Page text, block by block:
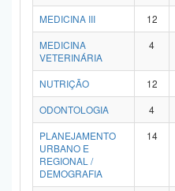
MEDICINA III
12
MEDICINA
VETERINÁRIA
4
NUTRIÇÃO 12
ODONTOLOGIA
4
PLANEJAMENTO
URBANO E
REGIONAL /
DEMOGRAFIA
14